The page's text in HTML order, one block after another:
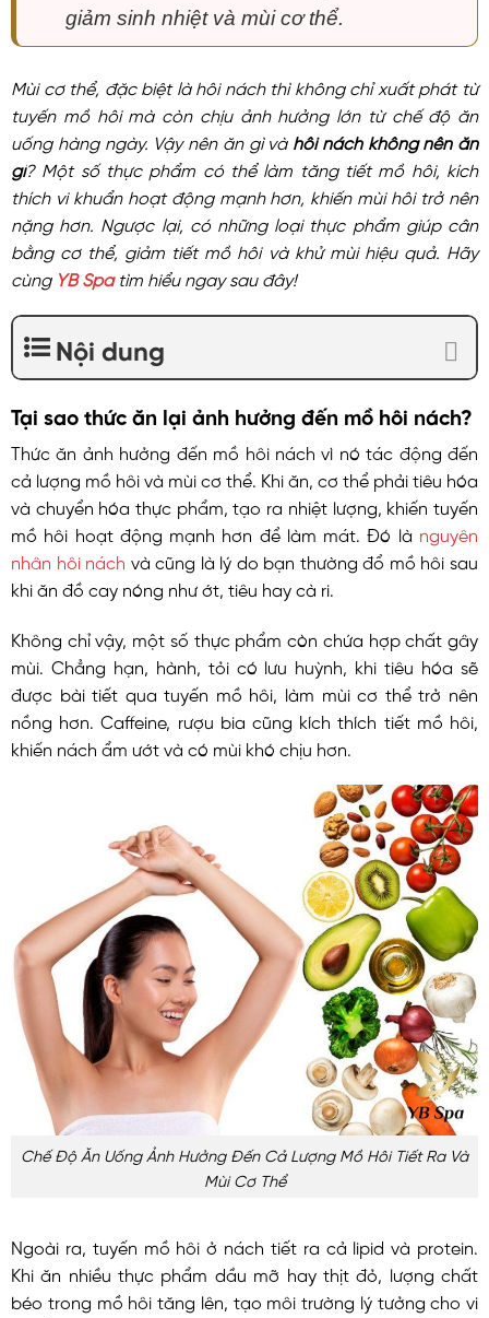
giảm sinh nhiệt và mùi cơ thể.
Mùi cơ thể, đặc biệt là hôi nách thì không chỉ xuất phát từ
tuyến mồ hôi mà còn chịu ảnh hưởng lớn từ chế độ ăn
uống hàng ngày. Vậy nên ăn gì và hôi nách không nên ăn
gì? Một số thực phẩm có thể làm tăng tiết mồ hôi, kích
thích vi khuẩn hoạt động mạnh hơn, khiến mùi hôi trở nên
nặng hơn. Ngược lại, có những loại thực phẩm giúp cân
bằng cơ thể, giảm tiết mồ hôi và khử mùi hiệu quả. Hãy
cùng YB Spatìm hiểu ngay sau đây!
Nội dung
Tại sao thức ăn lại ảnh hưởng đến mồ hôi nách?
Thức ăn ảnh hưởng đến mồ hôi nách vì nó tác động đến
cả lượng mồ hôi và mùi cơ thể. Khi ăn, cơ thể phải tiêu hóa
và chuyển hóa thực phẩm, tạo ra nhiệt lượng, khiến tuyến
mồ hôi hoạt động mạnh hơn để làm mát. Đó là nguyên
nhân hôi nách và cũng là lý do bạn thường đổ mồ hôi sau
khi ăn đồ cay nóng như ớt, tiêu hay cà ri.
Không chỉ vậy, một số thực phẩm còn chứa hợp chất gây
mùi. Chẳng hạn, hành, tỏi có lưu huỳnh, khi tiêu hóa sẽ
được bài tiết qua tuyến mồ hôi, làm mùi cơ thể trở nên
nồng hơn. Caffeine, rượu bia cũng kích thích tiết mồ hôi,
khiến nách ẩm ướt và có mùi khó chịu hơn.
Chế Độ Ăn Uống Ảnh Hưởng Đến Cả Lượng Mồ Hôi Tiết Ra Và
Mùi Cơ Thể
Ngoài ra, tuyến mồ hôi ở nách tiết ra cả lipid và protein.
Khi ăn nhiều thực phẩm dầu mỡ hay thịt đỏ, lượng chất
béo trong mồ hôi tăng lên, tạo môi trường lý tưởng cho vi